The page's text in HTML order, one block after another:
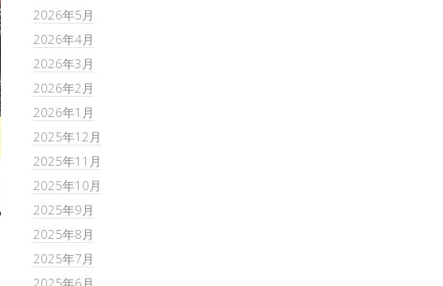
2026年5月
2026年4月
2026年3月
2026年2月
2026年1月
2025年12月
2025年11月
2025年10月
2025年9月
2025年8月
2025年7月